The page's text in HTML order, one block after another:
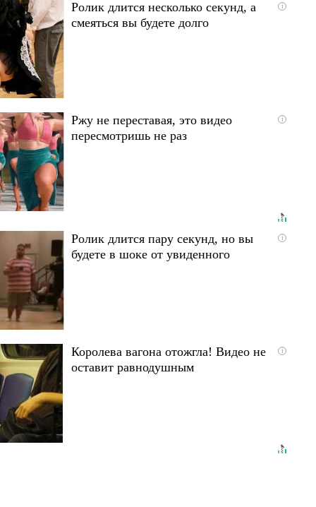
i
Ролик длится несколько секунд, а
смеяться вы будете долго
i
Ржу не переставая, это видео
пересмотришь не раз
i
Ролик длится пару секунд, но вы
будете в шоке от увиденного
i
Королева вагона отожгла! Видео не
оставит равнодушным